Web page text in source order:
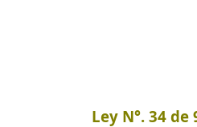
Ley N°. 34